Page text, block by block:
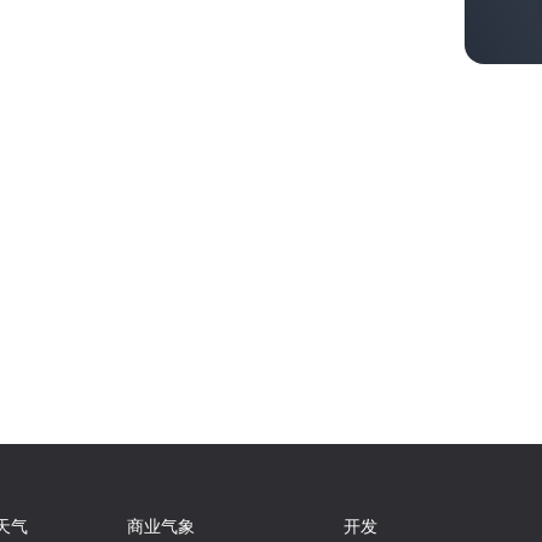
气 商业气象 开发